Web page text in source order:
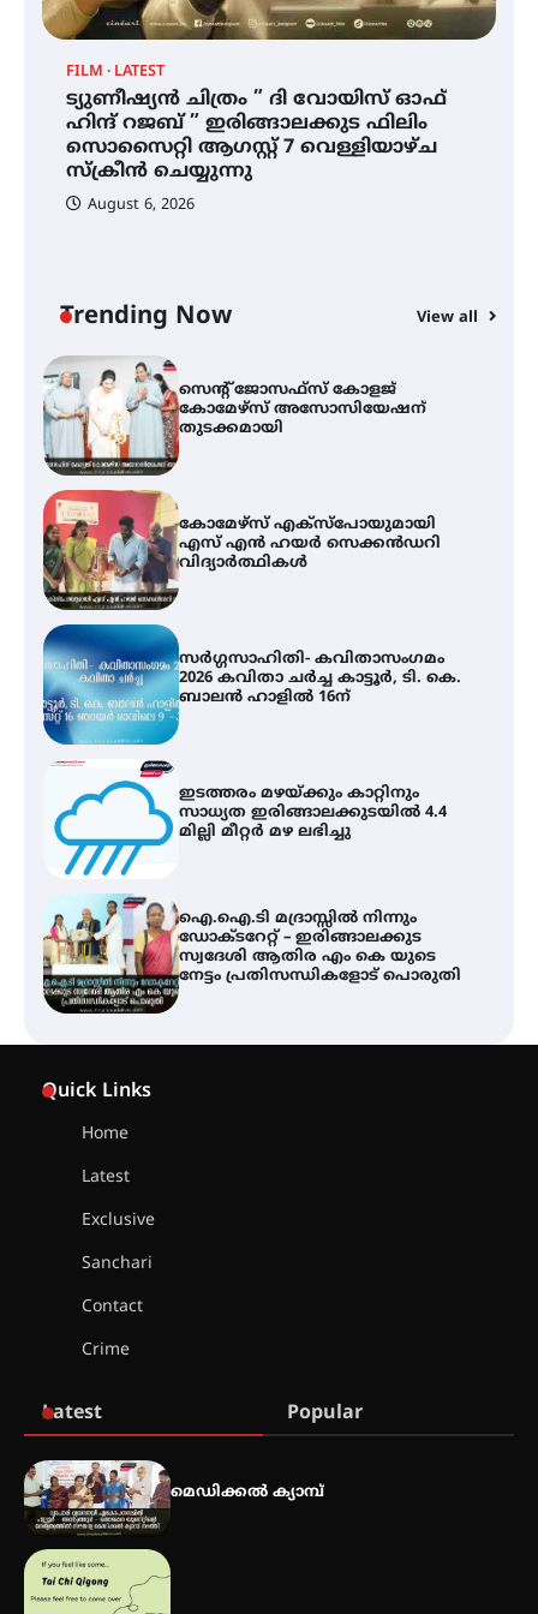
FILM LATEST
ട്യുണീഷ്യൻ ചിത്രം ” ദി വോയിസ് ഓഫ്
ഹിന്ദ് റജബ് ” ഇരിങ്ങാലക്കുട ഫിലിം
സൊസൈറ്റി ആഗസ്റ്റ് 7 വെള്ളിയാഴ്ച
സ്‌ക്രീൻ ചെയ്യുന്നു
August 6, 2026
Trending Now View all
സാധ്യത ഇരിങ്ങാലക്കുടയിൽ 4.4
മില്ലി മീറ്റർ മഴ ലഭിച്ചു
ഐ.ഐ.ടി മദ്രാസ്സിൽ നിന്നും
ഡോക്ടറേറ്റ് – ഇരിങ്ങാലക്കുട
സ്വദേശി ആതിര എം കെ യുടെ
നേട്ടം പ്രതിസന്ധികളോട് പൊരുതി
വെള്ളിയാഴ്ച സ്‌ക്രീൻ ചെയ്യുന്നു
സെന്റ് ജോസഫ്സ് കോളജ്
കോമേഴ്‌സ് അസോസിയേഷന്
തുടക്കമായി
കോമേഴ്സ് എക്സ്പോയുമായി
എസ് എൻ ഹയർ സെക്കൻഡറി
വിദ്യാർത്ഥികൾ
സർഗ്ഗസാഹിതി- കവിതാസംഗമം
2026 കവിതാ ചർച്ച കാട്ടൂർ, ടി. കെ.
ബാലൻ ഹാളിൽ 16ന്
ഇടത്തരം മഴയ്ക്കും കാറ്റിനും
സാധ്യത ഇരിങ്ങാലക്കുടയിൽ 4.4
മില്ലി മീറ്റർ മഴ ലഭിച്ചു
ഐ.ഐ.ടി മദ്രാസ്സിൽ നിന്നും
ഡോക്ടറേറ്റ് – ഇരിങ്ങാലക്കുട
സ്വദേശി ആതിര എം കെ യുടെ
നേട്ടം പ്രതിസന്ധികളോട് പൊരുതി
2026 കവിതാ ചർച്ച കാട്ടൂർ, ടി. കെ.
ബാലൻ ഹാളിൽ 16ന്
Quick Links
Home
Latest
Exclusive
Sanchari
Contact
Crime
Latest Popular
മെഡിക്കൽ ക്യാമ്പ്